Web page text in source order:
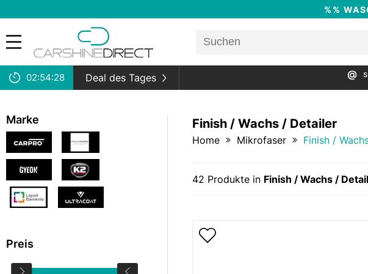
%%
02:54:27 Deal des Tages @
Marke
Preis
Finish / Wachs / Detailer
Home Mikrofaser Finish /
42 Produkte in Finish / Wachs /